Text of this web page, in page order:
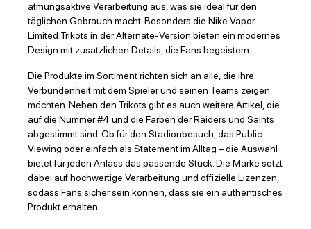
atmungsaktive Verarbeitung aus, was sie ideal für den
täglichen Gebrauch macht. Besonders die Nike Vapor
Limited Trikots in der Alternate-Version bieten ein modernes
Design mit zusätzlichen Details, die Fans begeistern.
Die Produkte im Sortiment richten sich an alle, die ihre
Verbundenheit mit dem Spieler und seinen Teams zeigen
möchten. Neben den Trikots gibt es auch weitere Artikel, die
auf die Nummer #4 und die Farben der Raiders und Saints
abgestimmt sind. Ob für den Stadionbesuch, das Public
Viewing oder einfach als Statement im Alltag – die Auswahl
bietet für jeden Anlass das passende Stück. Die Marke setzt
dabei auf hochwertige Verarbeitung und offizielle Lizenzen,
sodass Fans sicher sein können, dass sie ein authentisches
Produkt erhalten.